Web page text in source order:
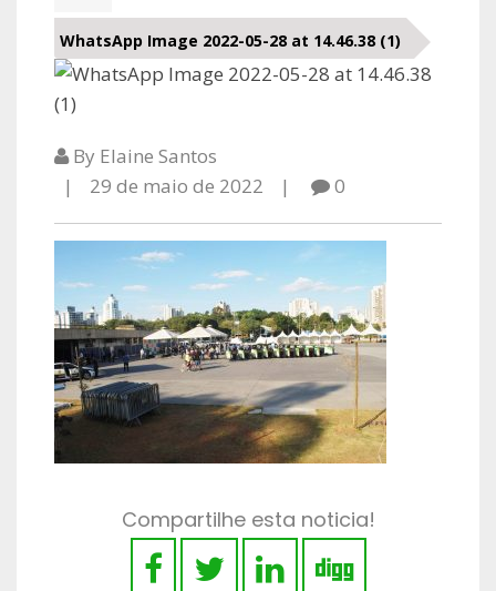
WhatsApp Image 2022-05-28 at 14.46.38 (1)
By Elaine Santos
29 de maio de 2022
0
Compartilhe esta noticia!